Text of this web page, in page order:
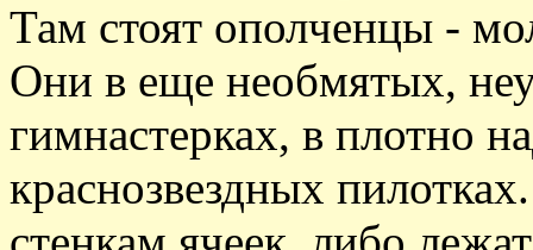
Там стоят ополченцы -
Они в еще необмятых,
гимнастерках, в плотно
краснозвездных